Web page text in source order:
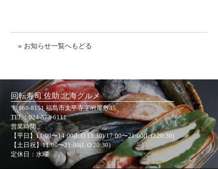
» お知らせ一覧へもどる
回転寿司 佐助 北海グルメ
〒 960-8151 福島市太平寺字坿屋敷35
TEL：024-573-6111
営業時間：
【平日】11:00〜14:00(L.O.13:30)/17:00〜21:00(L.O.20:30)
【土日祝】11:00〜21:00(L.O.20:30)
定休日：水曜